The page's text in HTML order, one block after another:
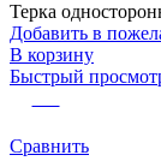
Терка
Добавить в
В корзину
Быстрый
Сравнить